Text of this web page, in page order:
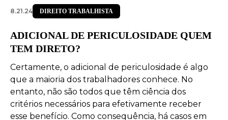
8.21.24 DIREITO TRABALHISTA
ADICIONAL DE PERICULOSIDADE QUEM
TEM DIRETO?
Certamente, o adicional de periculosidade é algo
que a maioria dos trabalhadores conhece. No
entanto, não são todos que têm ciência dos
critérios necessários para efetivamente receber
esse benefício. Como consequência, há casos em